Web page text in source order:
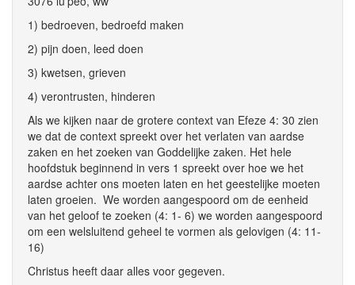
1) bedroeven, bedroefd maken
2) pijn doen, leed doen
3) kwetsen, grieven
4) verontrusten, hinderen
Als we kijken naar de grotere context van Efeze 4: 30 zien
we dat de context spreekt over het verlaten van aardse
zaken en het zoeken van Goddelijke zaken. Het hele
hoofdstuk beginnend in vers 1 spreekt over hoe we het
aardse achter ons moeten laten en het geestelijke moeten
laten groeien. We worden aangespoord om de eenheid
van het geloof te zoeken (4: 1- 6) we worden aangespoord
om een welsluitend geheel te vormen als gelovigen (4: 11-
16)
Christus heeft daar alles voor gegeven.